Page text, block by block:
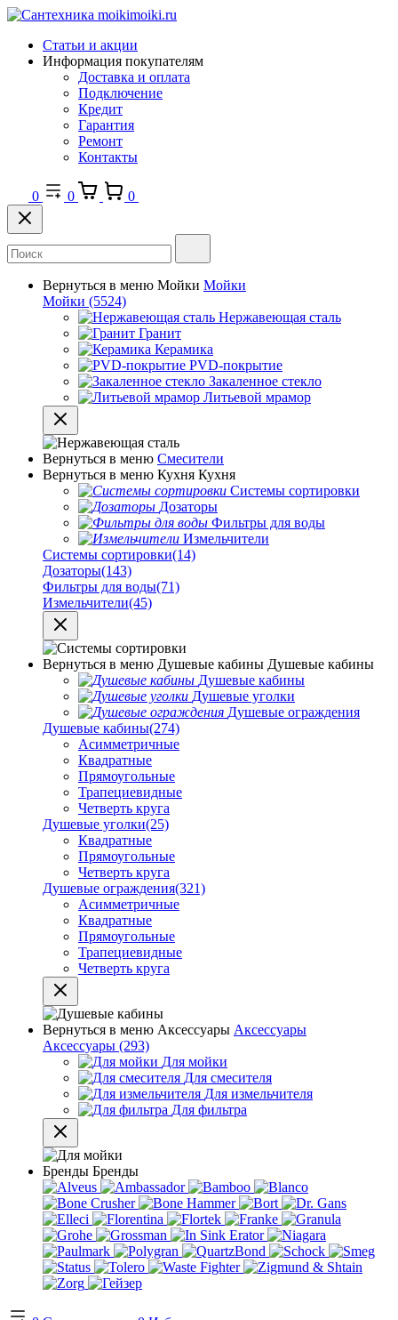
Статьи и акции
Информация покупателям
Доставка и оплата
Подключение
Кредит
Гарантия
Ремонт
Контакты
0 0 0
Вернуться в меню Мойки Мойки
Мойки (5524)
Нержавеющая сталь
Гранит
Керамика
PVD-покрытие
Закаленное стекло
Литьевой мрамор
Вернуться в меню Смесители
Вернуться в меню Кухня Кухня
Системы сортировки
Дозаторы
Фильтры для воды
Измельчители
Системы сортировки(14)
Дозаторы(143)
Фильтры для воды(71)
Измельчители(45)
Вернуться в меню Душевые кабины Душевые кабины
Душевые кабины
Душевые уголки
Душевые ограждения
Душевые кабины(274)
Асимметричные
Квадратные
Прямоугольные
Трапециевидные
Четверть круга
Душевые уголки(25)
Квадратные
Прямоугольные
Четверть круга
Душевые ограждения(321)
Асимметричные
Квадратные
Прямоугольные
Трапециевидные
Четверть круга
Вернуться в меню Аксессуары Аксессуары
Аксессуары (293)
Для мойки
Для смесителя
Для измельчителя
Для фильтра
Бренды Бренды